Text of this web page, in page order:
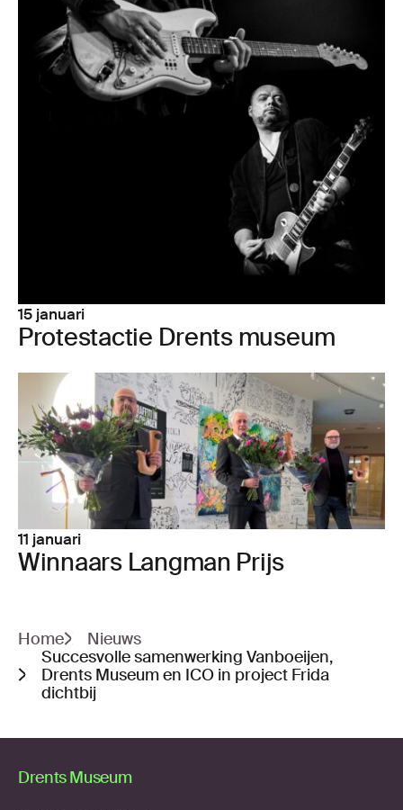
15 januari
Pro­test­ac­tie Drents museum
11 januari
Win­naars Lang­man Prijs
Home
Nieuws
Succesvolle samenwerking Vanboeijen,
Drents Museum en ICO in project Frida
dichtbij
Drents Museum